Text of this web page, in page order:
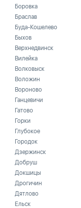
Боровка
Браслав
Буда-Кошелево
Быхов
Верхнедвинск
Вилейка
Волковыск
Воложин
Вороново
Ганцевичи
Гатово
Горки
Глубокое
Городок
Дзержинск
Добруш
Докшицы
Дрогичин
Дятлово
Ельск